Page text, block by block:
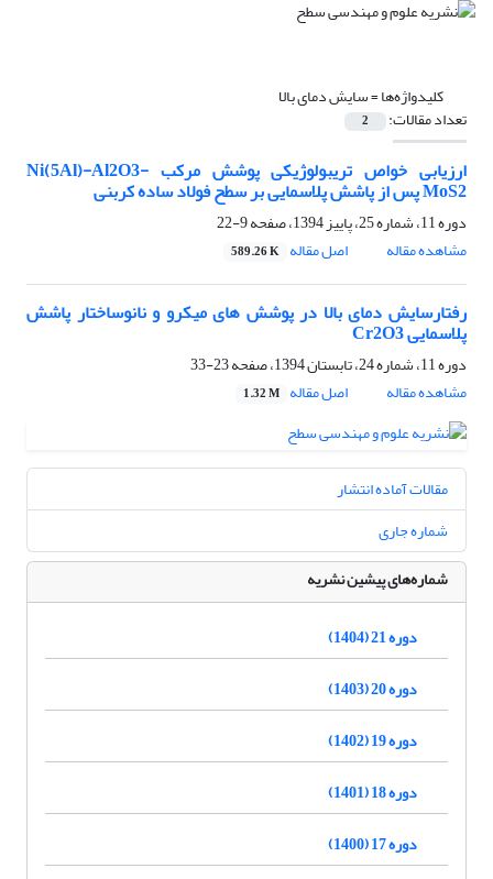
کلیدواژه‌ها =سایش دمای بالا
تعداد مقالات: 2
ارزیابی خواص تریبولوژیکی پوشش مرکب Ni(5Al)-Al2O3-
MoS2 پس از پاشش پلاسمایی بر سطح فولاد ساده کربنی
دوره 11، شماره 25، پاییز 1394، صفحه
9-22
مشاهده مقاله
اصل مقاله 589.26 K
رفتارسایش دمای بالا در پوشش های میکرو و نانوساختار پاشش
پلاسمایی Cr2O3
دوره 11، شماره 24، تابستان 1394، صفحه
23-33
مشاهده مقاله
اصل مقاله 1.32 M
مقالات آماده انتشار
شماره جاری
شماره‌های پیشین نشریه
دوره 21 (1404)
دوره 20 (1403)
دوره 19 (1402)
دوره 18 (1401)
دوره 17 (1400)